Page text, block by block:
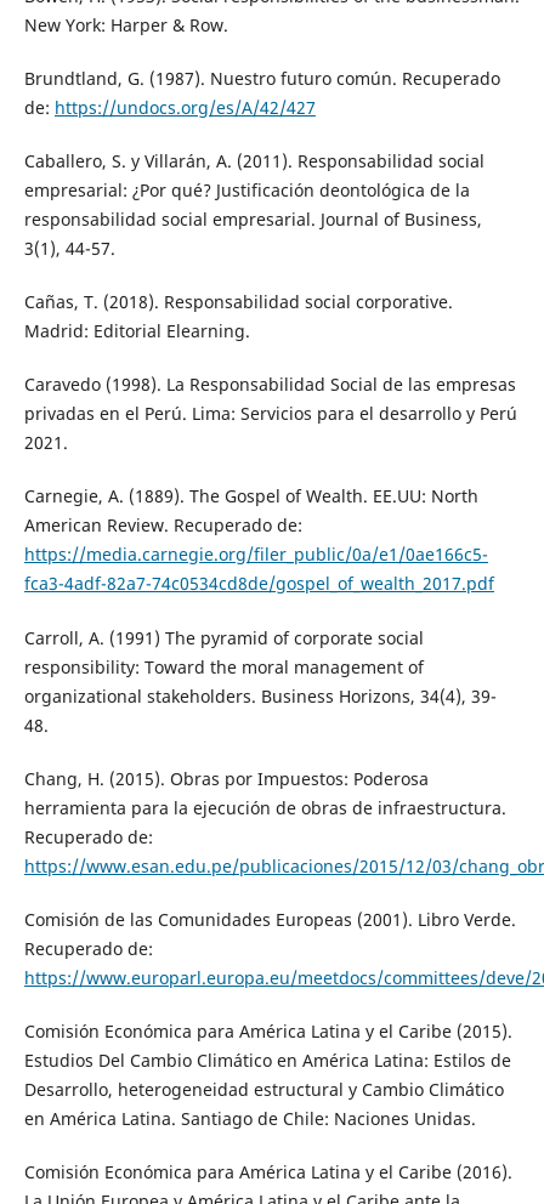
New York: Harper & Row.
Brundtland, G. (1987). Nuestro futuro común. Recuperado
de: https://undocs.org/es/A/42/427
Caballero, S. y Villarán, A. (2011). Responsabilidad social
empresarial: ¿Por qué? Justificación deontológica de la
responsabilidad social empresarial. Journal of Business,
3(1), 44-57.
Cañas, T. (2018). Responsabilidad social corporative.
Madrid: Editorial Elearning.
Caravedo (1998). La Responsabilidad Social de las empresas
privadas en el Perú. Lima: Servicios para el desarrollo y Perú
2021.
Carnegie, A. (1889). The Gospel of Wealth. EE.UU: North
American Review. Recuperado de:
https://media.carnegie.org/filer_public/0a/e1/0ae166c5-
fca3-4adf-82a7-74c0534cd8de/gospel_of_wealth_2017.pdf
Carroll, A. (1991) The pyramid of corporate social
responsibility: Toward the moral management of
organizational stakeholders. Business Horizons, 34(4), 39-
48.
Chang, H. (2015). Obras por Impuestos: Poderosa
herramienta para la ejecución de obras de infraestructura.
Recuperado de:
https://www.esan.edu.pe/publicaciones/2015/12/03/
Comisión de las Comunidades Europeas (2001). Libro Verde.
Recuperado de:
https://www.europarl.europa.eu/meetdocs/committees/deve/
Comisión Económica para América Latina y el Caribe (2015).
Estudios Del Cambio Climático en América Latina: Estilos de
Desarrollo, heterogeneidad estructural y Cambio Climático
en América Latina. Santiago de Chile: Naciones Unidas.
Comisión Económica para América Latina y el Caribe (2016).